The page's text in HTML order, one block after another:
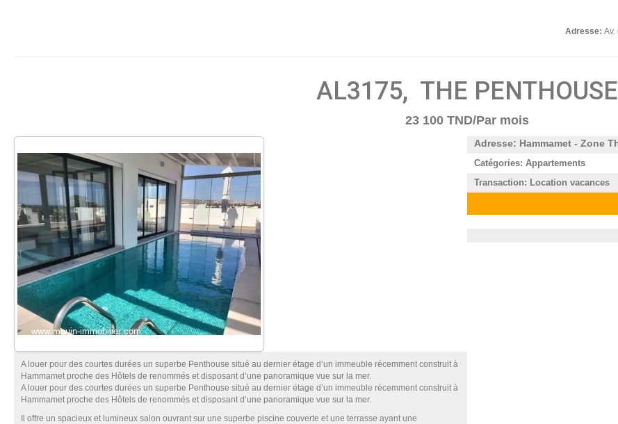
Adresse: Av.
AL3175, THE PENTHOUSE
23 100 TND/Par mois
A louer pour des courtes durées un superbe Penthouse situé au dernier étage d’un immeuble récemment construit à
Hammamet proche des Hôtels de renommés et disposant d’une panoramique vue sur la mer.
A louer pour des courtes durées un superbe Penthouse situé au dernier étage d’un immeuble récemment construit à
Hammamet proche des Hôtels de renommés et disposant d’une panoramique vue sur la mer.
Il offre un spacieux et lumineux salon ouvrant sur une superbe piscine couverte et une terrasse ayant une
Adresse: Hammamet - Zone
Catégories: Appartements
Transaction: Location vacances